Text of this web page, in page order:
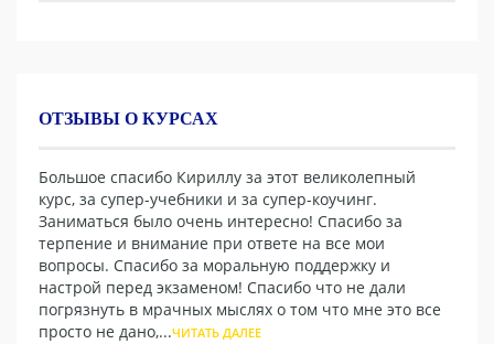
ОТЗЫВЫ О КУРСАХ
Большое спасибо Кириллу за этот великолепный
курс, за супер-учебники и за супер-коучинг.
Заниматься было очень интересно! Спасибо за
терпение и внимание при ответе на все мои
вопросы. Спасибо за моральную поддержку и
настрой перед экзаменом! Спасибо что не дали
погрязнуть в мрачных мыслях о том что мне это все
просто не дано,...ЧИТАТЬ ДАЛЕЕ